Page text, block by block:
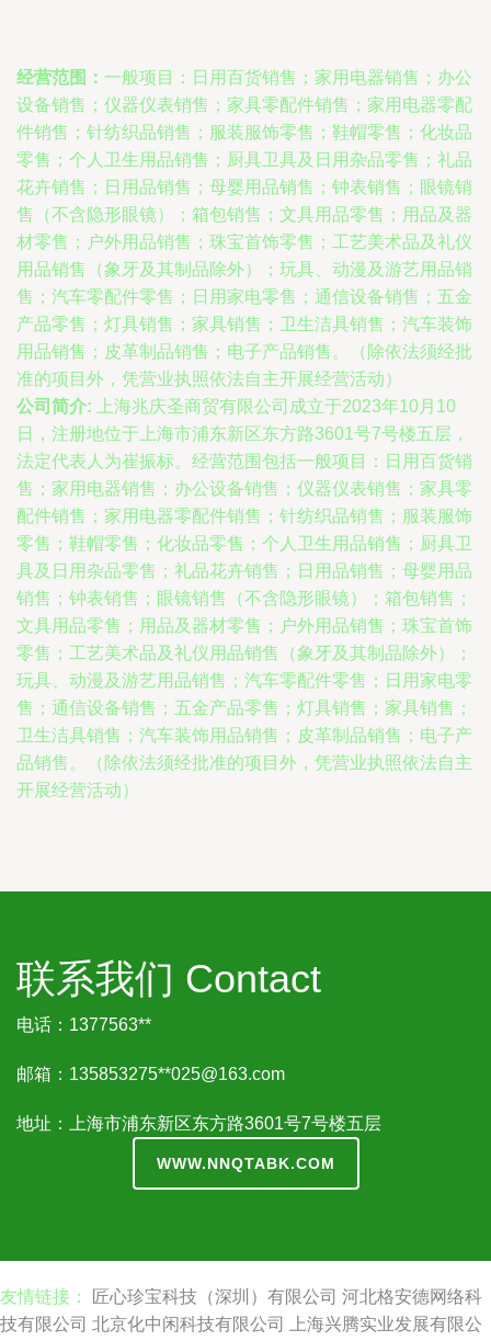
经营范围： 一般项目：日用百货销售；家用电器销售；办公
设备销售；仪器仪表销售；家具零配件销售；家用电器零配
件销售；针纺织品销售；服装服饰零售；鞋帽零售；化妆品
零售；个人卫生用品销售；厨具卫具及日用杂品零售；礼品
花卉销售；日用品销售；母婴用品销售；钟表销售；眼镜销
售（不含隐形眼镜）；箱包销售；文具用品零售；用品及器
材零售；户外用品销售；珠宝首饰零售；工艺美术品及礼仪
用品销售（象牙及其制品除外）；玩具、动漫及游艺用品销
售；汽车零配件零售；日用家电零售；通信设备销售；五金
产品零售；灯具销售；家具销售；卫生洁具销售；汽车装饰
用品销售；皮革制品销售；电子产品销售。（除依法须经批
准的项目外，凭营业执照依法自主开展经营活动）
公司简介: 上海兆庆圣商贸有限公司成立于2023年10月10
日，注册地位于上海市浦东新区东方路3601号7号楼五层，
法定代表人为崔振标。经营范围包括一般项目：日用百货销
售；家用电器销售；办公设备销售；仪器仪表销售；家具零
配件销售；家用电器零配件销售；针纺织品销售；服装服饰
零售；鞋帽零售；化妆品零售；个人卫生用品销售；厨具卫
具及日用杂品零售；礼品花卉销售；日用品销售；母婴用品
销售；钟表销售；眼镜销售（不含隐形眼镜）；箱包销售；
文具用品零售；用品及器材零售；户外用品销售；珠宝首饰
零售；工艺美术品及礼仪用品销售（象牙及其制品除外）；
玩具、动漫及游艺用品销售；汽车零配件零售；日用家电零
售；通信设备销售；五金产品零售；灯具销售；家具销售；
卫生洁具销售；汽车装饰用品销售；皮革制品销售；电子产
品销售。（除依法须经批准的项目外，凭营业执照依法自主
开展经营活动）
联系我们 Contact
电话：1377563**
邮箱：135853275**025@163.com
地址：上海市浦东新区东方路3601号7号楼五层
WWW.NNQTABK.COM
友情链接： 匠心珍宝科技（深圳）有限公司 河北格安德网络科
技有限公司 北京化中闲科技有限公司
上海兴腾实业发展有限公